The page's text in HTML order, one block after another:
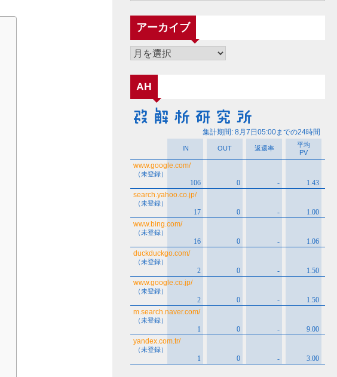
ゴ
ー
アーカイブ
ア
カ
ブ
AH